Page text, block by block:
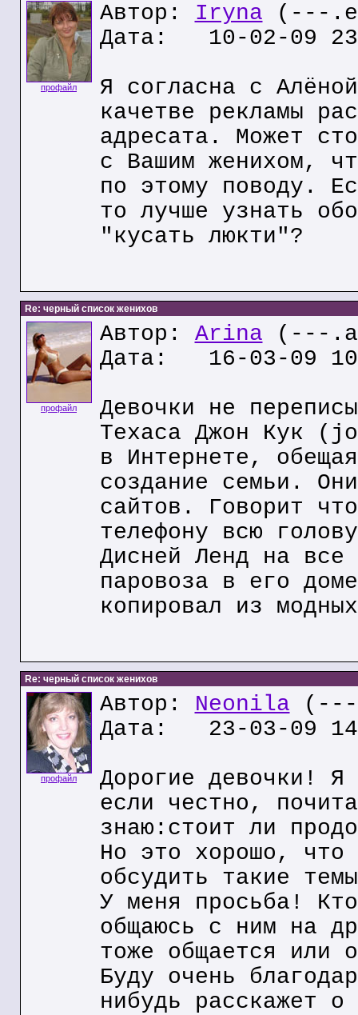
профайл
Автор: Iryna (---
Дата: 10-02-09
Я согласна с
качетве рекламы
адресата. Может
с Вашим женихом,
по этому поводу.
то лучше узнать
"кусать люкти"?
Re: черный список женихов
профайл
Автор: Arina (---
Дата: 16-03-09
Девочки не
Техаса Джон Кук
в Интернете,
создание семьи.
сайтов. Говорит
телефону всю
Дисней Ленд на
паровоза в его
копировал из
Re: черный список женихов
профайл
Автор: Neonila (---
Дата: 23-03-09
Дорогие девочки!
если честно,
знаю:стоит ли
Но это хорошо, что
обсудить такие
У меня просьба!
общаюсь с ним на
тоже общается или
Буду очень
нибудь расскажет